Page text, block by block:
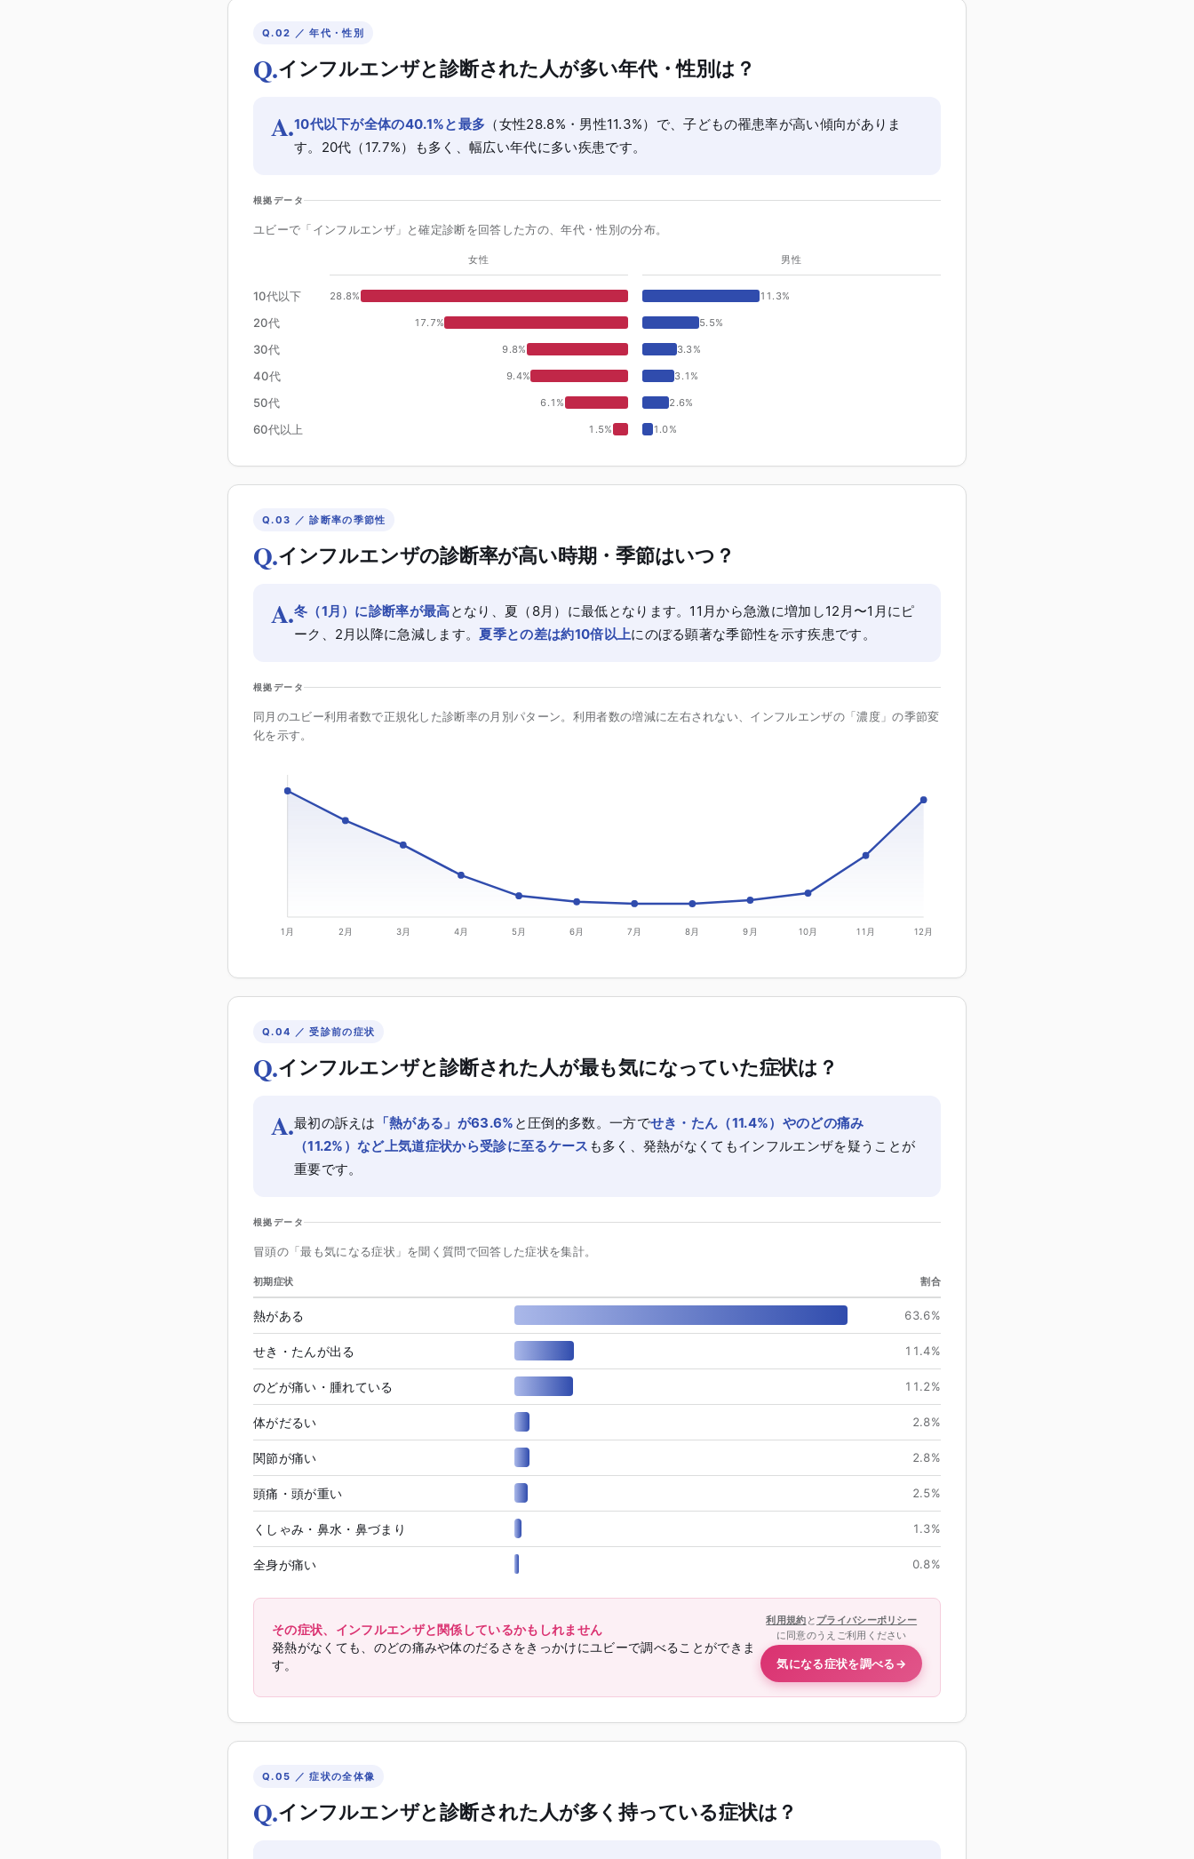
Q.02 ／ 年代・性別
Q.インフルエンザと診断された人が多い年代・性別は？
A.10代以下が全体の40.1%と最多 （女性28.8%・男性11.3%）で、子どもの罹患率が高い傾向がありま
す。20代（17.7%）も多く、幅広い年代に多い疾患です。
根拠データ
ユビーで「インフルエンザ」と確定診断を回答した方の、年代・性別の分布。
女性 男性
10代以下 28.8% 11.3%
20代 17.7% 5.5%
30代 9.8% 3.3%
40代 9.4% 3.1 %
50代 6.1 % 2.6%
60代以上 1.5% 1.0%
Q.03 ／ 診断率の季節性
Q.インフルエンザの診断率が高い時期・季節はいつ？
A.冬（1月）に診断率が最高となり、夏（8月）に最低となります。11月から急激に増加し12月〜1月にピ
ーク、2月以降に急減します。夏季との差は約10倍以上にのぼる顕著な季節性を示す疾患です。
根拠データ
同月のユビー利用者数で正規化した診断率の月別パターン。利用者数の増減に左右されない、インフルエンザの「濃度」の季節変
化を示す。
1月 2月 3月 4月 5月 6月 7月 8月 9月 10月 11月 12月
Q.04 ／ 受診前の症状
Q.インフルエンザと診断された人が最も気になっていた症状は？
A.最初の訴えは 「熱がある」が63.6% と圧倒的多数。一方でせき・たん（11.4%）やのどの痛み
（11.2%）など上気道症状から受診に至るケース も多く、発熱がなくてもインフルエンザを疑うことが
重要です。
根拠データ
冒頭の「最も気になる症状」を聞く質問で回答した症状を集計。
初期症状 割合
熱がある 63.6%
せき・たんが出る 11.4%
のどが痛い・腫れている 11.2%
体がだるい 2.8%
関節が痛い 2.8%
頭痛・頭が重い 2.5%
くしゃみ・鼻水・鼻づまり 1.3%
全身が痛い 0.8%
その症状、インフルエンザと関係しているかもしれません
発熱がなくても、のどの痛みや体のだるさをきっかけにユビーで調べることができま
す。
利用規約 と プライバシーポリシー
に同意のうえご利用ください
気になる症状を調べる→
Q.05 ／ 症状の全体像
Q.インフルエンザと診断された人が多く持っている症状は？